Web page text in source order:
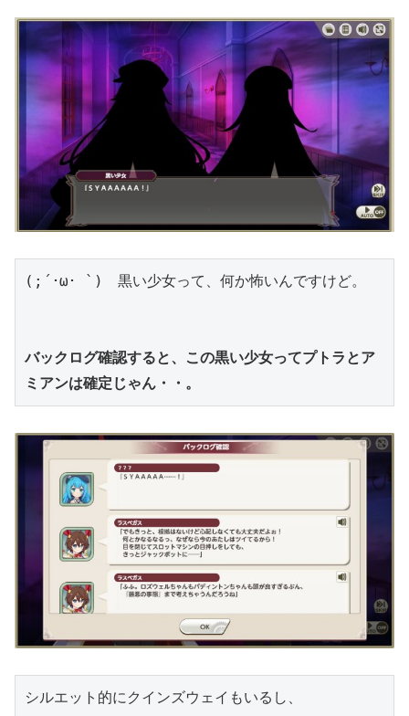
(;´･ω･ `)　黒い少女って、何か怖いんですけど。
バックログ確認すると、この黒い少女ってプトラとア
ミアンは確定じゃん・・。
シルエット的にクインズウェイもいるし、